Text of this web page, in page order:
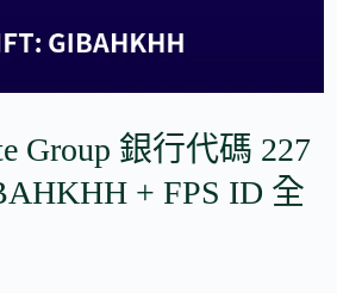
Group 銀行代碼 227
+ FPS ID 全